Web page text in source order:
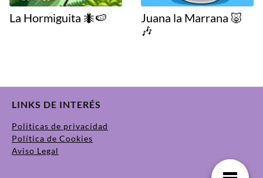
La Hormiguita 🐜🍉
Juana la Marrana 🐷
🎶
LINKS DE INTERÉS
Politicas de privacidad
Política de Cookies
Aviso Legal